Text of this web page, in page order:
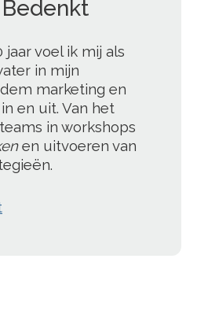
';
voel ik mij als
in mijn
marketing en
en uit. Van het
in workshops
en uitvoeren van